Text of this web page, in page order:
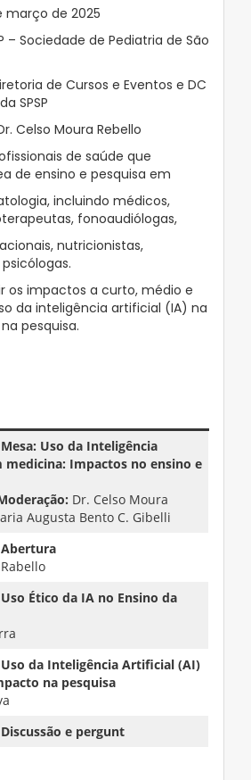
março de 2025
– Sociedade de Pediatria de São
de Cursos e Eventos e DC
SPSP
Celso Moura Rebello
de saúde que
de ensino e pesquisa em
incluindo médicos,
fonoaudiólogas,
nutricionistas,
os impactos a curto, médio e
da inteligência artificial (IA) na
pesquisa.
Mesa: Uso da Inteligência
Impactos no ensino e
Dr. Celso Moura
Augusta Bento C. Gibelli
Abertura
Ético da IA no Ensino da
Uso da Inteligência Artificial (AI)
na pesquisa
e pergunt